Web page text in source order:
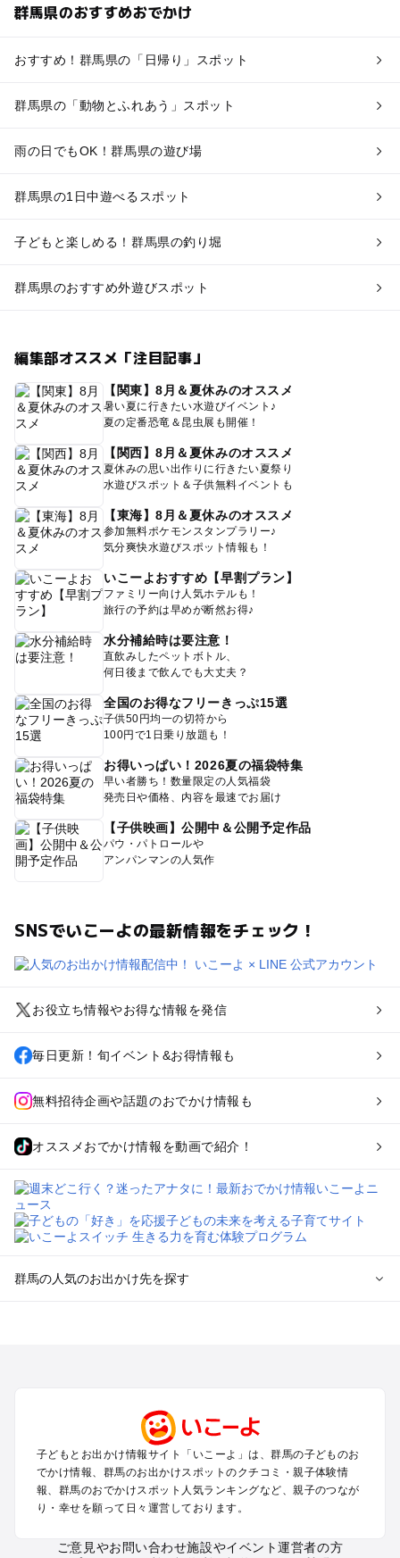
群馬県のおすすめおでかけ
おすすめ！群馬県の「日帰り」スポット
群馬県の「動物とふれあう」スポット
雨の日でもOK！群馬県の遊び場
群馬県の1日中遊べるスポット
子どもと楽しめる！群馬県の釣り堀
群馬県のおすすめ外遊びスポット
編集部オススメ「注目記事」
【関東】8月＆夏休みのオススメ
暑い夏に行きたい水遊びイベント♪
夏の定番恐竜＆昆虫展も開催！
【関西】8月＆夏休みのオススメ
夏休みの思い出作りに行きたい夏祭り
水遊びスポット＆子供無料イベントも
【東海】8月＆夏休みのオススメ
参加無料ポケモンスタンプラリー♪
気分爽快水遊びスポット情報も！
いこーよおすすめ【早割プラン】
ファミリー向け人気ホテルも！
旅行の予約は早めが断然お得♪
水分補給時は要注意！
直飲みしたペットボトル、
何日後まで飲んでも大丈夫？
全国のお得なフリーきっぷ15選
子供50円均一の切符から
100円で1日乗り放題も！
お得いっぱい！2026夏の福袋特集
早い者勝ち！数量限定の人気福袋
発売日や価格、内容を最速でお届け
【子供映画】公開中＆公開予定作品
パウ・パトロールや
アンパンマンの人気作
SNSでいこーよの最新情報をチェック！
お役立ち情報やお得な情報を発信
毎日更新！旬イベント&お得情報も
無料招待企画や話題のおでかけ情報も
オススメおでかけ情報を動画で紹介！
群馬の人気のお出かけ先を探す
伊香保・渋川のプールお出かけ
赤城・桐生・渡良瀬のプールお出かけ
水上・猿ヶ京・月夜野・法師のプールお出かけ
富岡・藤岡・妙義・安中のプールお出かけ
草津・尻焼・花敷のプールお出かけ
四万・吾妻・川原湯のプールお出かけ
子どもとお出かけ情報サイト「いこーよ」は、群馬の子どものお
でかけ情報、群馬のお出かけスポットのクチコミ・親子体験情
報、群馬のおでかけスポット人気ランキングなど、親子のつなが
り・幸せを願って日々運営しております。
ご意見やお問い合わせ施設やイベント運営者の方